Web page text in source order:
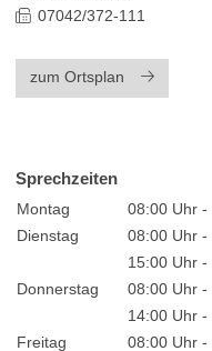
07042/372-111
zum Ortsplan
Sprechzeiten
Montag
08:00 Uhr -
Dienstag
08:00 Uhr -
15:00 Uhr -
Donnerstag
08:00 Uhr -
14:00 Uhr -
Freitag
08:00 Uhr -